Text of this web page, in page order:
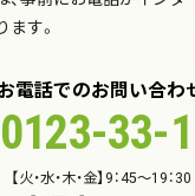
す。
電話でのお問い合わ
0123-33-
【火・水・木・金】9：45～19：30